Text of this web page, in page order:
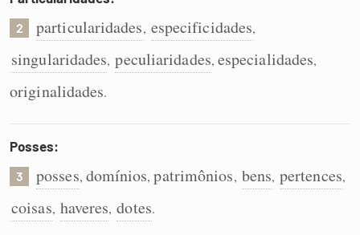
Caça-palavras
2 particularidades, especificidades,
singularidades, peculiaridades, especialidades,
originalidades.
Posses:
3 posses, domínios,patrimônios, bens, pertences,
coisas, haveres, dotes.